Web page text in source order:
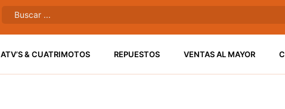
ATV’S & CUATRIMOTOS REPUESTOS VENTAS AL MAYOR